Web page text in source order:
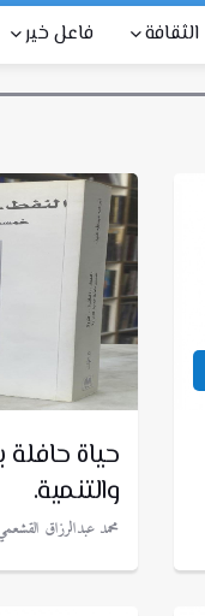
الثقافة فاعل خير
حياة حافلة
والتنمية.
محمد عبدالرزاق